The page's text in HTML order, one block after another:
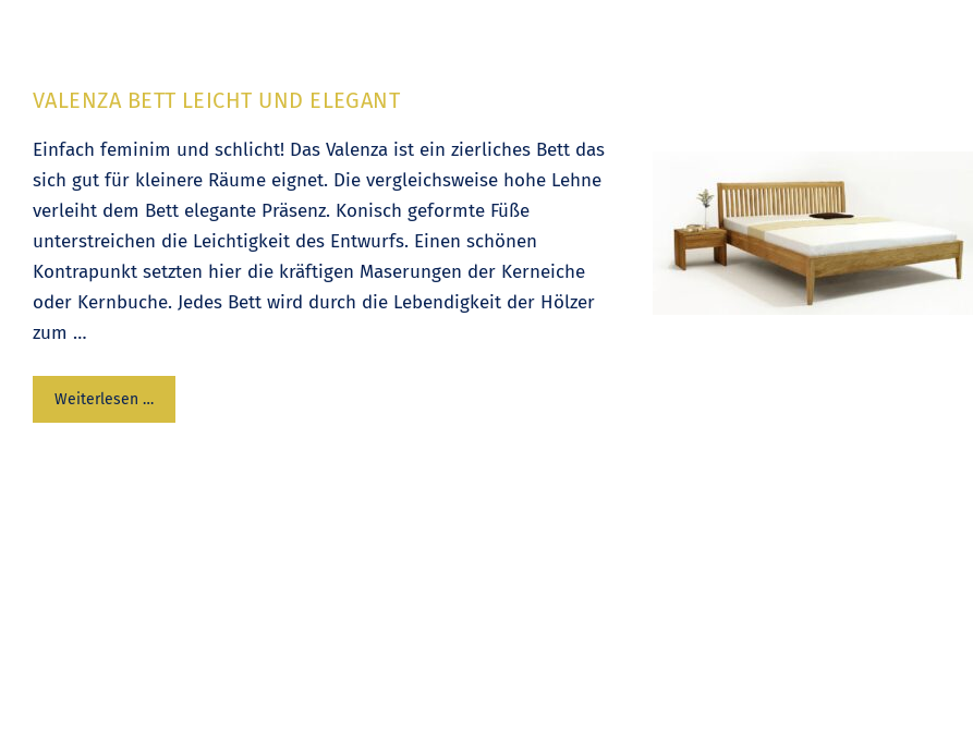
VALENZA BETT LEICHT UND ELEGANT
Einfach feminim und schlicht! Das Valenza ist ein zierliches Bett das
sich gut für kleinere Räume eignet. Die vergleichsweise hohe Lehne
verleiht dem Bett elegante Präsenz. Konisch geformte Füße
unterstreichen die Leichtigkeit des Entwurfs. Einen schönen
Kontrapunkt setzten hier die kräftigen Maserungen der Kerneiche
oder Kernbuche. Jedes Bett wird durch die Lebendigkeit der Hölzer
zum …
Weiterlesen …